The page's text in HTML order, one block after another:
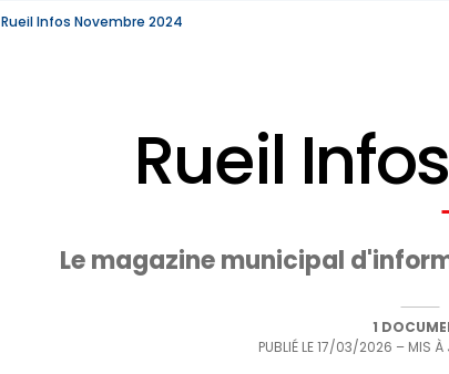
Rueil Infos Novembre 2024
Rueil
Le magazine municipal
1
PUBLIÉ LE17/03/2026 – MIS À